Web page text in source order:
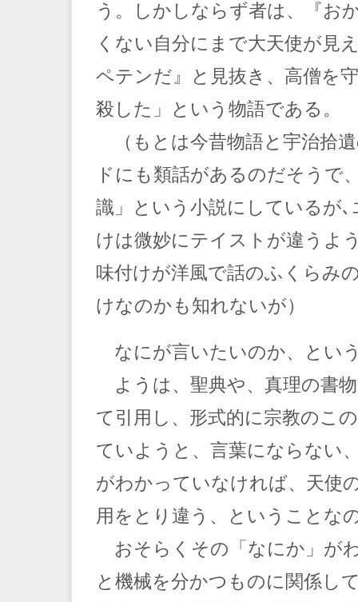
う。しかしならず者は、『お
くない自分にまで大天使が見
ペテンだ』と見抜き、高僧を
殺した」という物語である。
（もとは今昔物語と宇治拾
ドにも類話があるのだそうで
識」という小説にしているが
けは微妙にテイストが違うよ
味付けが洋風で話のふくらみ
けなのかも知れないが）
なにが言いたいのか、とい
ようは、聖典や、真理の書
て引用し、形式的に宗教のこ
ていようと、言葉にならない
がわかっていなければ、天使
用をとり違う、ということな
おそらくその「なにか」が
と機械を分かつものに関係し